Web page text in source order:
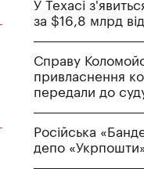
У Техасі
за $16,8 млрд
Справу
привласнення
передали до
Російська
депо